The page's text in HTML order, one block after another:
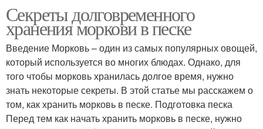
Секреты долговременного
хранения моркови в песке
Введение Морковь – один из самых популярных овощей,
который используется во многих блюдах. Однако, для
того чтобы морковь хранилась долгое время, нужно
знать некоторые секреты. В этой статье мы расскажем о
том, как хранить морковь в песке. Подготовка песка
Перед тем как начать хранить морковь в песке, нужно